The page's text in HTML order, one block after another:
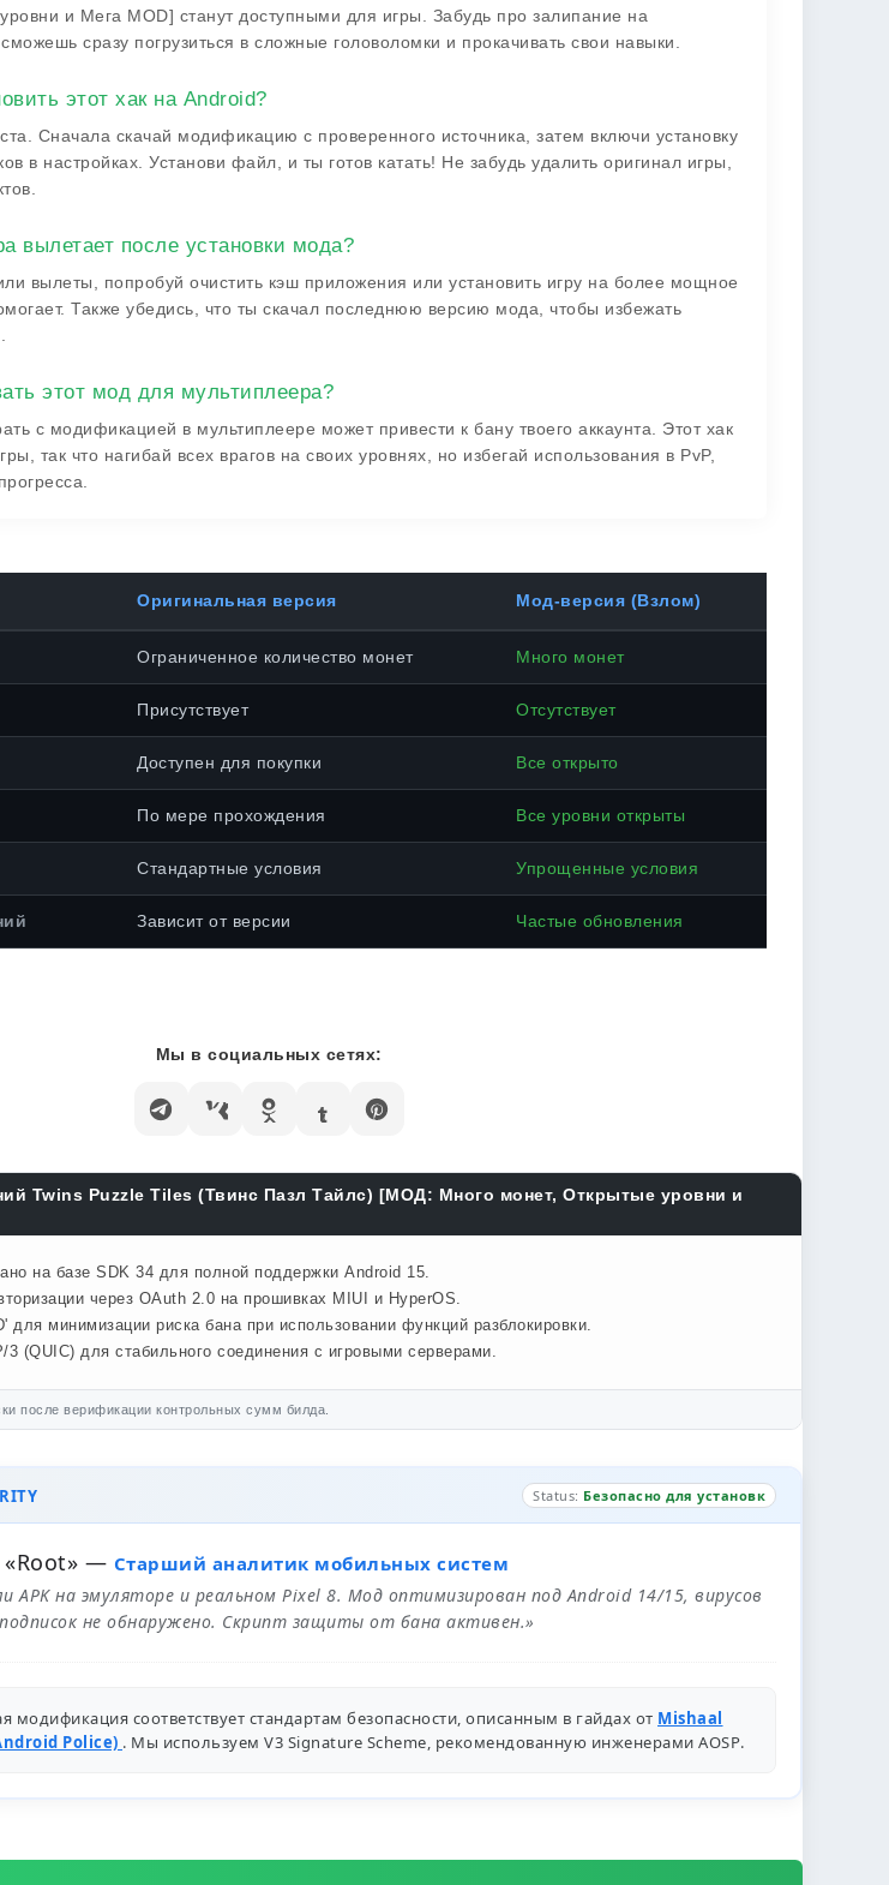
и Мега MOD] станут доступными для игры. Забудь про залипание на
сразу погрузиться в сложные головоломки и прокачивать свои навыки.
этот хак на Android?
Сначала скачай модификацию с проверенного источника, затем включи установку
в настройках. Установи файл, и ты готов катать! Не забудь удалить оригинал игры,
вылетает после установки мода?
вылеты, попробуй очистить кэш приложения или установить игру на более мощное
Также убедись, что ты скачал последнюю версию мода, чтобы избежать
этот мод для мультиплеера?
с модификацией в мультиплеере может привести к бану твоего аккаунта. Этот хак
так что нагибай всех врагов на своих уровнях, но избегай использования в PvP,
Оригинальная версия Мод-версия (Взлом)
Ограниченное количество монет Много монет
Присутствует Отсутствует
Доступен для покупки Все открыто
По мере прохождения Все уровни открыты
Стандартные условия Упрощенные условия
Зависит от версии Частые обновления
Мы в социальных сетях:
Twins Puzzle Tiles (Твинс Пазл Тайлс) [МОД: Много монет, Открытые уровни и
на базе SDK 34 для полной поддержки Android 15.
через OAuth 2.0 на прошивках MIUI и HyperOS.
для минимизации риска бана при использовании функций разблокировки.
(QUIC) для стабильного соединения с игровыми серверами.
после верификации контрольных сумм билда.
Status: Безопасно для установк
— Старший аналитик мобильных систем
APK на эмуляторе и реальном Pixel 8. Мод оптимизирован под Android 14/15, вирусов
не обнаружено. Скрипт защиты от бана активен.»
модификация соответствует стандартам безопасности, описанным в гайдах от Mishaal
Police) . Мы используем V3 Signature Scheme, рекомендованную инженерами AOSP.